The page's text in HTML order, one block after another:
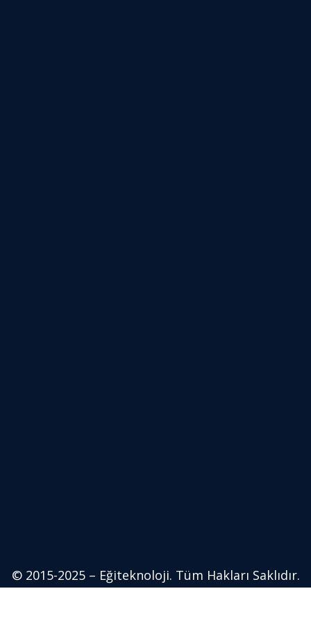
© 2015-2025 – Eğiteknoloji. Tüm Hakları Saklıdır.